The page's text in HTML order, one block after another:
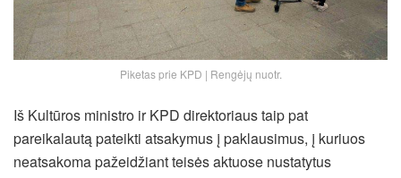
Piketas prie KPD | Rengėjų nuotr.
Iš Kultūros ministro ir KPD direktoriaus taip pat
pareikalautą pateikti atsakymus į paklausimus, į kuriuos
neatsakoma pažeidžiant teisės aktuose nustatytus